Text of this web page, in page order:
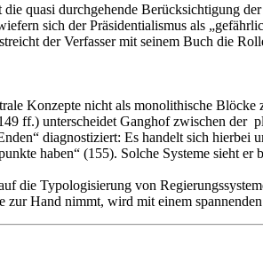
quasi durchgehende Berücksichtigung
sich der Präsidentialismus als
der Verfasser mit seinem Buch die
Konzepte nicht als monolithische
ff.) unterscheidet Ganghof zwischen der
diagnostiziert: Es handelt sich hierbei
haben“ (155). Solche Systeme sieht
die Typologisierung von
Hand nimmt, wird mit einem